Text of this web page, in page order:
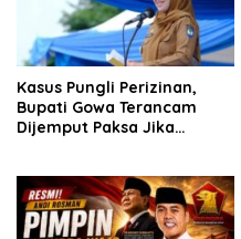
Kasus Pungli Perizinan,
Bupati Gowa Terancam
Dijemput Paksa Jika